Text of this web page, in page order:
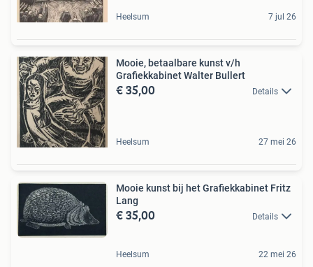
Heelsum 7 jul 26
Mooie, betaalbare kunst v/h
Grafiekkabinet Walter Bullert
€ 35,00 Details
Heelsum 27 mei 26
Mooie kunst bij het Grafiekkabinet Fritz
Lang
€ 35,00 Details
Heelsum 22 mei 26